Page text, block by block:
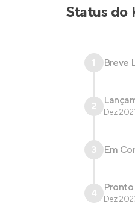
Status do
1 Breve
2 Dez 2021
3 Em
4 Pronto
Dez